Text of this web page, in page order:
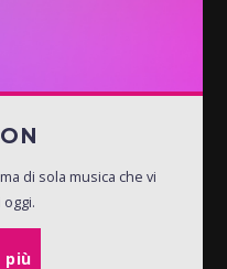
di sola musica che vi
più